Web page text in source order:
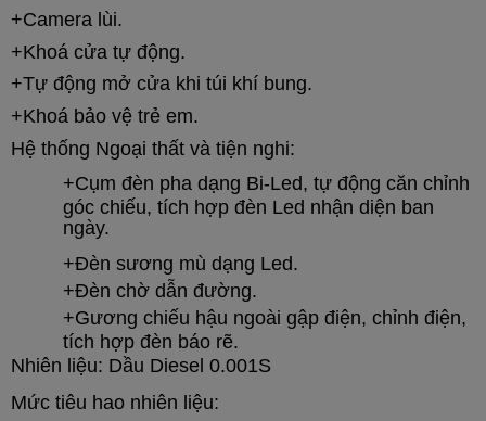
+Camera lùi.
+Khoá cửa tự động.
+Tự động mở cửa khi túi khí bung.
+Khoá bảo vệ trẻ em.
Hệ thống Ngoại thất và tiện nghi:
+Cụm đèn pha dạng Bi-Led, tự động căn chỉnh
góc chiếu, tích hợp đèn Led nhận diện ban
ngày.
+Đèn sương mù dạng Led.
+Đèn chờ dẫn đường.
+Gương chiếu hậu ngoài gập điện, chỉnh điện,
tích hợp đèn báo rẽ.
Nhiên liệu: Dầu Diesel 0.001S
Mức tiêu hao nhiên liệu: